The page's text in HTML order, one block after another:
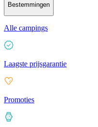
Bestemmingen
Alle campings
Laagste prijsgarantie
Promoties